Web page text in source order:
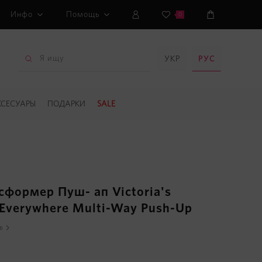
УКР РУС
Инфо Помощь 0
ПОДАРКИ SALE
Пуш- ап Victoria's
Multi-Way Push-Up